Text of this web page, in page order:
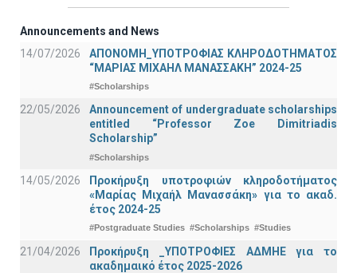
Announcements and News
14/07/2026
ΑΠΟΝΟΜΗ_ΥΠΟΤΡΟΦΙΑΣ ΚΛΗΡΟΔΟΤΗΜΑΤΟΣ
“ΜΑΡΙΑΣ ΜΙΧΑΗΛ ΜΑΝΑΣΣΑΚΗ” 2024-25
#Scholarships
22/05/2026
Announcement of undergraduate scholarships
entitled “Professor Zoe Dimitriadis
Scholarship”
#Scholarships
14/05/2026
Προκήρυξη υποτροφιών κληροδοτήματος
«Μαρίας Μιχαήλ Μανασσάκη» για το ακαδ.
έτος 2024-25
#Postgraduate Studies #Scholarships #Studies
21/04/2026
Προκήρυξη _ΥΠΟΤΡΟΦΙΕΣ ΑΔΜΗΕ για το
ακαδημαικό έτος 2025-2026